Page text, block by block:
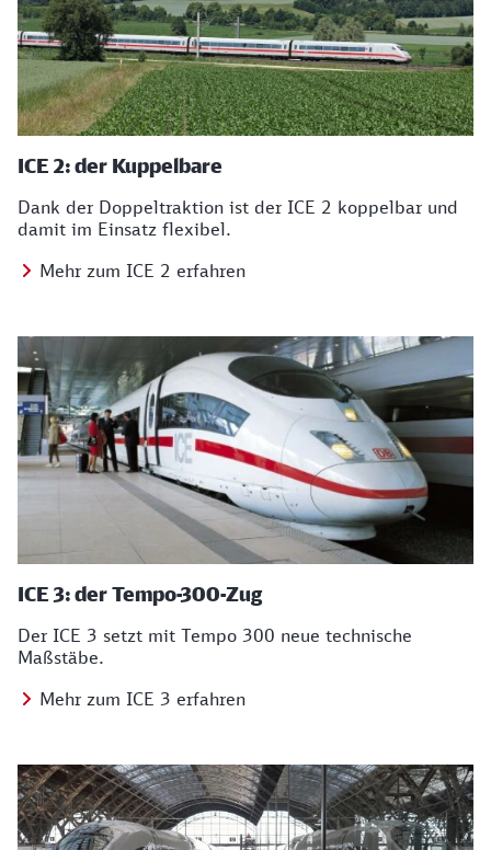
ICE 2: der Kuppelbare
Dank der Doppeltraktion ist der ICE 2 koppelbar und
damit im Einsatz flexibel.
Mehr zum ICE 2 erfahren
ICE 3: der Tempo-300-Zug
Der ICE 3 setzt mit Tempo 300 neue technische
Maßstäbe.
Mehr zum ICE 3 erfahren